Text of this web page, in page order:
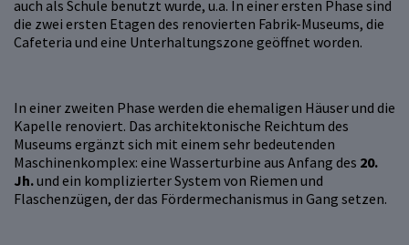
auch als Schule benutzt wurde, u.a. In einer ersten Phase sind
die zwei ersten Etagen des renovierten Fabrik-Museums, die
Cafeteria und eine Unterhaltungszone geöffnet worden.
In einer zweiten Phase werden die ehemaligen Häuser und die
Kapelle renoviert. Das architektonische Reichtum des
Museums ergänzt sich mit einem sehr bedeutenden
Maschinenkomplex: eine Wasserturbine aus Anfang des 20.
Jh.und ein komplizierter System von Riemen und
Flaschenzügen, der das Fördermechanismus in Gang setzen.